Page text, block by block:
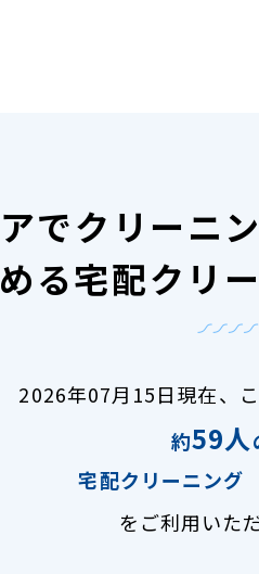
でクリーニ
る宅配クリ
2026年07月15日現在、
約59人
宅配クリーニング
をご利用いた